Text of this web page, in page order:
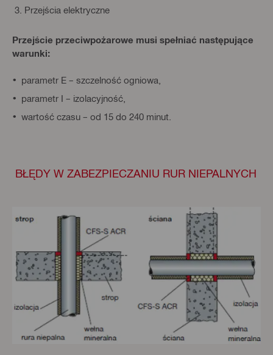
Przejścia elektryczne
Przejście przeciwpożarowe musi spełniać następujące
warunki:
parametr E – szczelność ogniowa,
parametr I – izolacyjność,
wartość czasu – od 15 do 240 minut.
BŁĘDY W ZABEZPIECZANIU RUR NIEPALNYCH